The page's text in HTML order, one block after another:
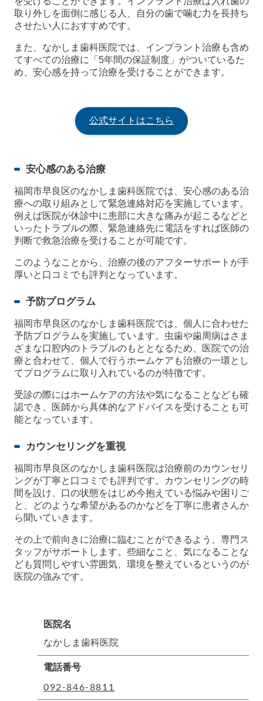
取り外しを面倒に感じる人、自分の歯で噛む力を長持ち
させたい人におすすめです。
また、なかしま歯科医院では、インプラント治療も含め
てすべての治療に「5年間の保証制度」がついているた
め、安心感を持って治療を受けることができます。
公式サイトはこちら
安心感のある治療
福岡市早良区のなかしま歯科医院では、安心感のある治
療への取り組みとして緊急連絡対応を実施しています。
例えば医院が休診中に患部に大きな痛みが起こるなどと
いったトラブルの際、緊急連絡先に電話をすれば医師の
判断で救急治療を受けることが可能です。
このようなことから、治療の後のアフターサポートが手
厚いと口コミでも評判となっています。
予防プログラム
福岡市早良区のなかしま歯科医院では、個人に合わせた
予防プログラムを実施しています。虫歯や歯周病はさま
ざまな口腔内のトラブルのもととなるため、医院での治
療と合わせて、個人で行うホームケアも治療の一環とし
てプログラムに取り入れているのが特徴です。
受診の際にはホームケアの方法や気になることなども確
認でき、医師から具体的なアドバイスを受けることも可
能となっています。
カウンセリングを重視
福岡市早良区のなかしま歯科医院は治療前のカウンセリ
ングが丁寧と口コミでも評判です。カウンセリングの時
間を設け、口の状態をはじめ今抱えている悩みや困りご
と、どのような希望があるのかなどを丁寧に患者さんか
ら聞いていきます。
その上で前向きに治療に臨むことができるよう、専門ス
タッフがサポートします。些細なこと、気になることな
ども質問しやすい雰囲気、環境を整えているというのが
医院の強みです。
医院名
なかしま歯科医院
電話番号
092-846-8811